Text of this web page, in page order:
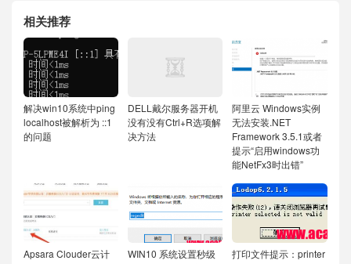
相关推荐
解决win10系统中ping
localhost被解析为 ::1
的问题
DELL戴尔服务器开机
没有没有Ctrl+R选项解
决方法
阿里云 Windows实例
无法安装.NET
Framework 3.5.1或者
提示“启用windows功
能NetFx3时出错”
Apsara Clouder云计
WIN10 系统设置秒级
打印文件提示：printer